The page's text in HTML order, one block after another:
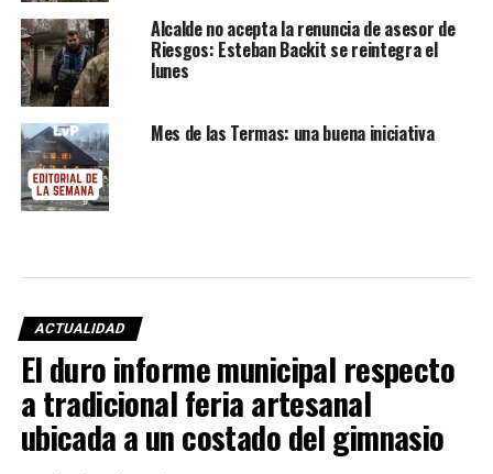
Alcalde no acepta la renuncia de asesor de
Riesgos: Esteban Backit se reintegra el
lunes
Mes de las Termas: una buena iniciativa
ACTUALIDAD
El duro informe municipal respecto
a tradicional feria artesanal
ubicada a un costado del gimnasio